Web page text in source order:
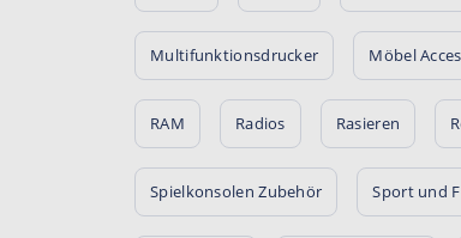
Multifunktionsdrucker Möbel
RAM Radios Rasieren
Spielkonsolen Zubehör Sport und